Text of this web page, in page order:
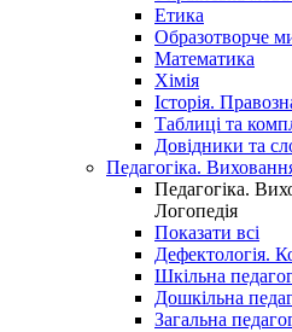
Етика
Образотворче
Математика
Хімія
Історія.
Таблиці та
Довідники та
Педагогіка.
Педагогіка.
Логопедія
Показати всі
Дефектологія.
Шкільна
Дошкільна
Загальна